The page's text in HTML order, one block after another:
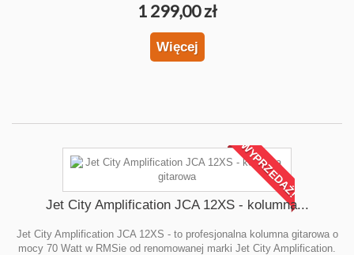
1 299,00 zł
Więcej
WYPRZEDAŻ!
Jet City Amplification JCA 12XS - kolumna...
Jet City Amplification JCA 12XS - to profesjonalna kolumna gitarowa o
mocy 70 Watt w RMSie od renomowanej marki Jet City Amplification.